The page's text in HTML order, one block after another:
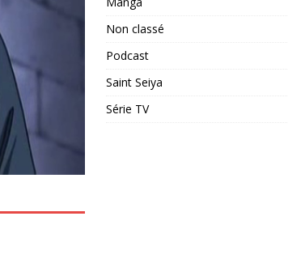
Non classé
Podcast
Saint Seiya
Série TV